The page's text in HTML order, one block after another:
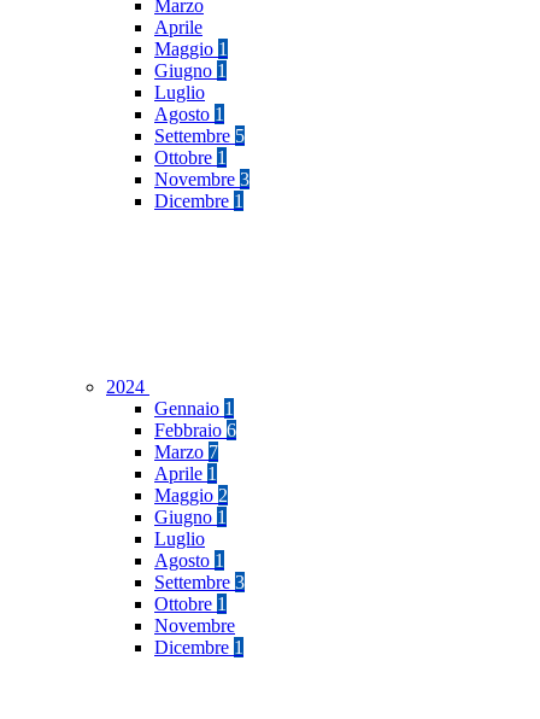
Marzo
Aprile
Maggio 1
Giugno 1
Luglio
Agosto 1
Settembre 5
Ottobre 1
Novembre 3
Dicembre 1
2024
Gennaio 1
Febbraio 6
Marzo 7
Aprile 1
Maggio 2
Giugno 1
Luglio
Agosto 1
Settembre 3
Ottobre 1
Novembre
Dicembre 1